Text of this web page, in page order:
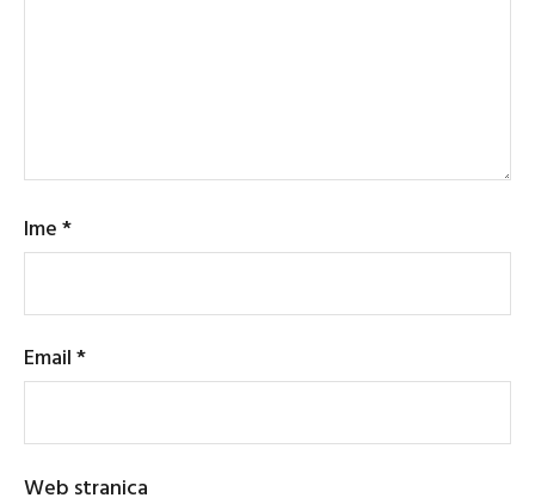
Ime*
Email*
Web stranica